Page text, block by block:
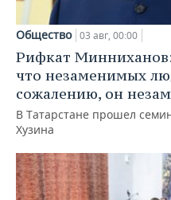
Республика
Бурятия
Кабардино-
Балкарская
Республика
Республика
— Алания
Брянская
Общество 03 авг, 00:00
Рифкат
что незаменимых
сожалению, он
В Татарстане прошел
Хузина